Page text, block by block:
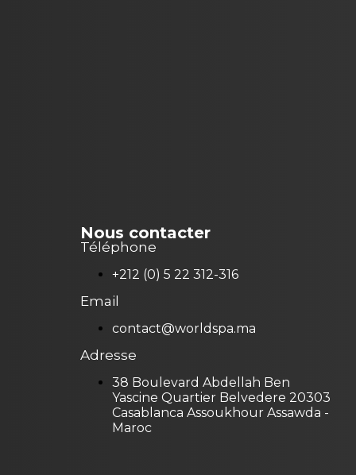
Nous contacter
Téléphone
+212 (0) 5 22 312-316
Email
contact@worldspa.ma
Adresse
38 Boulevard Abdellah Ben
Yascine Quartier Belvedere 20303
Casablanca Assoukhour Assawda -
Maroc